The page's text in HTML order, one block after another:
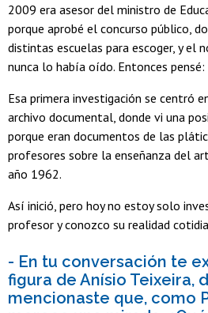
2009 era asesor del ministro de
porque aprobé el concurso público,
distintas escuelas para escoger, y el
nunca lo había oído. Entonces
Esa primera investigación se centró
archivo documental, donde vi una
porque eran documentos de las
profesores sobre la enseñanza del
año 1962.
Así inició, pero hoy no estoy solo
profesor y conozco su realidad
- En tu conversación te
figura de Anísio Teixeira,
mencionaste que, como